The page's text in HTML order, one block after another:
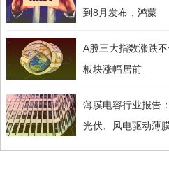
到8月发布，鸿蒙
A股三大指数涨跌
板块涨幅居前
薄膜电容行业报告
光伏、风电驱动薄